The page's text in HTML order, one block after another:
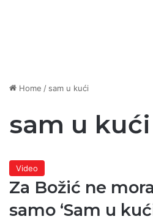
Home / sam u kući
sam u kući
Video
Za Božić ne
samo ‘Sam u